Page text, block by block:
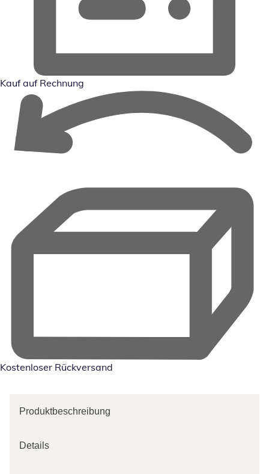
Kauf auf Rechnung
Kostenloser Rückversand
Produktbeschreibung
Details